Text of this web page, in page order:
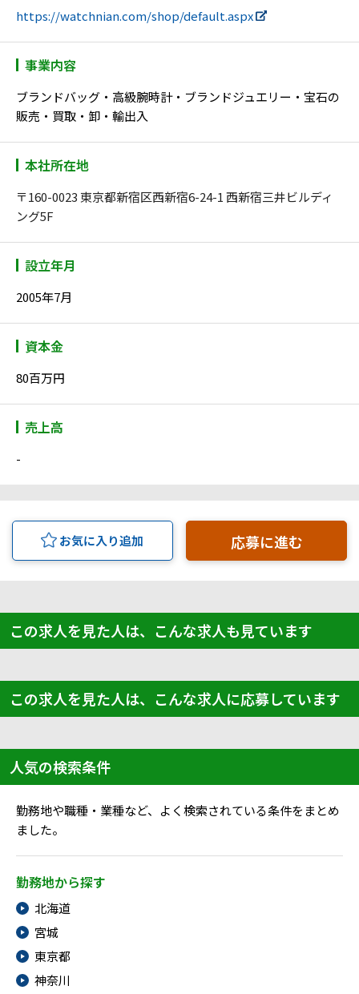
https://watchnian.com/shop/default.aspx
事業内容
ブランドバッグ・高級腕時計・ブランドジュエリー・宝石の
販売・買取・卸・輸出入
本社所在地
〒160-0023 東京都新宿区西新宿6-24-1 西新宿三井ビルディ
ング5F
設立年月
2005年7月
資本金
80百万円
売上高
-
お気に入り追加 応募に進む
この求人を見た人は、こんな求人も見ています
この求人を見た人は、こんな求人に応募しています
人気の検索条件
勤務地や職種・業種など、よく検索されている条件をまとめ
ました。
勤務地から探す
北海道
宮城
東京都
神奈川